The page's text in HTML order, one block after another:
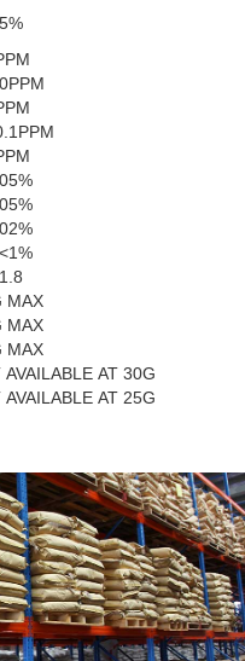
MAX
MAX
MAX
AVAILABLE AT 30G
AVAILABLE AT 25G